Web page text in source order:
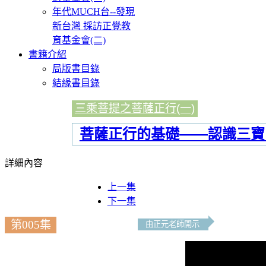
年代MUCH台--發現
新台灣 採訪正覺教
育基金會(二)
書籍介紹
局版書目錄
結緣書目錄
三乘菩提之菩薩正行(一)
菩薩正行的基礎——認識三寶
詳細內容
上一集
下一集
第005集 由正元老師開示